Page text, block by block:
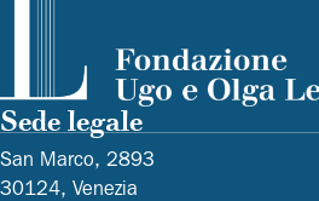
Sede legale
San Marco, 2893
30124, Venezia